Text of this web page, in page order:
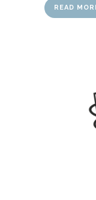
READ